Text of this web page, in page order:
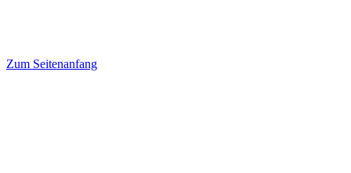
Zum Seitenanfang